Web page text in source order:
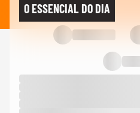
O ESSENCIAL DO DIA